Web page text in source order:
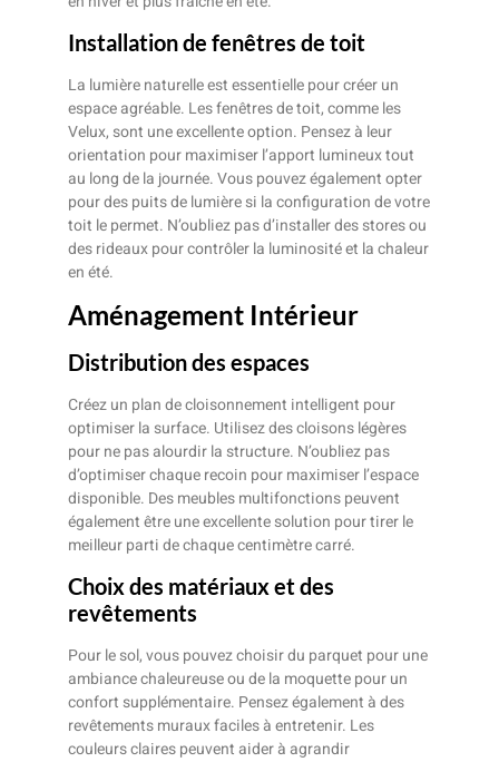
Installation de fenêtres de toit
La lumière naturelle est essentielle pour créer un
espace agréable. Les fenêtres de toit, comme les
Velux, sont une excellente option. Pensez à leur
orientation pour maximiser l’apport lumineux tout
au long de la journée. Vous pouvez également opter
pour des puits de lumière si la configuration de votre
toit le permet. N’oubliez pas d’installer des stores ou
des rideaux pour contrôler la luminosité et la chaleur
en été.
Aménagement Intérieur
Distribution des espaces
Créez un plan de cloisonnement intelligent pour
optimiser la surface. Utilisez des cloisons légères
pour ne pas alourdir la structure. N’oubliez pas
d’optimiser chaque recoin pour maximiser l’espace
disponible. Des meubles multifonctions peuvent
également être une excellente solution pour tirer le
meilleur parti de chaque centimètre carré.
Choix des matériaux et des
revêtements
Pour le sol, vous pouvez choisir du parquet pour une
ambiance chaleureuse ou de la moquette pour un
confort supplémentaire. Pensez également à des
revêtements muraux faciles à entretenir. Les
couleurs claires peuvent aider à agrandir